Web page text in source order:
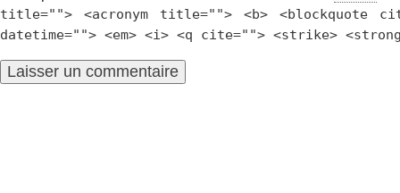
title=""> <acronym title=""> <b> <blockquote
datetime=""> <em> <i> <q cite=""> <strike>